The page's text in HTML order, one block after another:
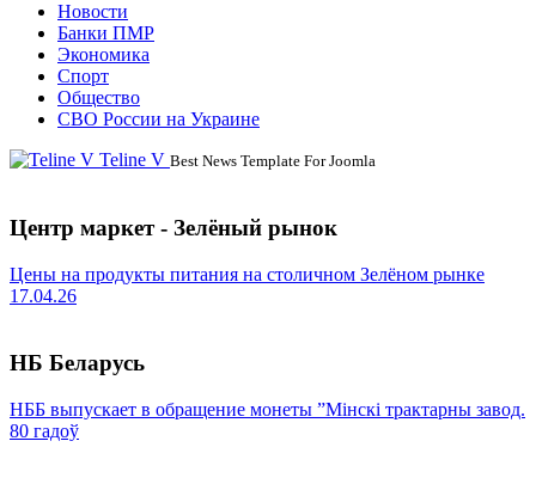
Новости
Банки ПМР
Экономика
Спорт
Общество
СВО России на Украине
Teline V Best News Template For Joomla
Центр маркет - Зелёный рынок
Цены на продукты питания на столичном Зелёном рынке
17.04.26
НБ Беларусь
НББ выпускает в обращение монеты ”Мінскі трактарны завод.
80 гадоў